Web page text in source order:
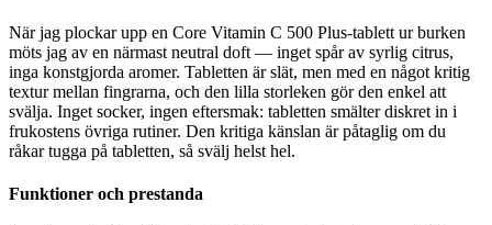
När jag plockar upp en Core Vitamin C 500 Plus-tablett ur burken
möts jag av en närmast neutral doft — inget spår av syrlig citrus,
inga konstgjorda aromer. Tabletten är slät, men med en något kritig
textur mellan fingrarna, och den lilla storleken gör den enkel att
svälja. Inget socker, ingen eftersmak: tabletten smälter diskret in i
frukostens övriga rutiner. Den kritiga känslan är påtaglig om du
råkar tugga på tabletten, så svälj helst hel.
Funktioner och prestanda